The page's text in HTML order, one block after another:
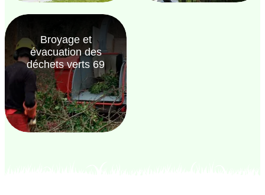
Broyage et
évacuation des
déchets verts 69